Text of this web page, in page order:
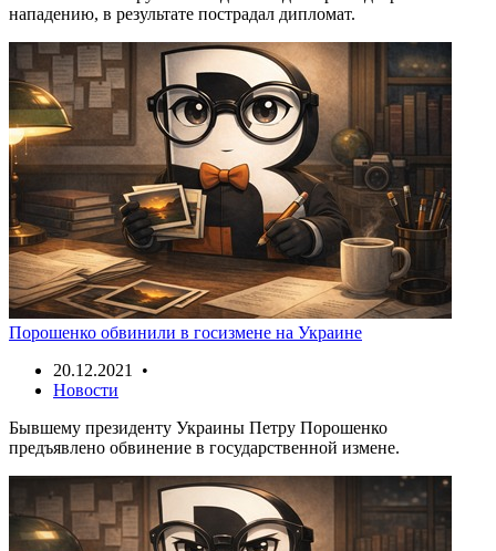
нападению, в результате пострадал дипломат.
Порошенко обвинили в госизмене на Украине
20.12.2021 •
Новости
Бывшему президенту Украины Петру Порошенко
предъявлено обвинение в государственной измене.